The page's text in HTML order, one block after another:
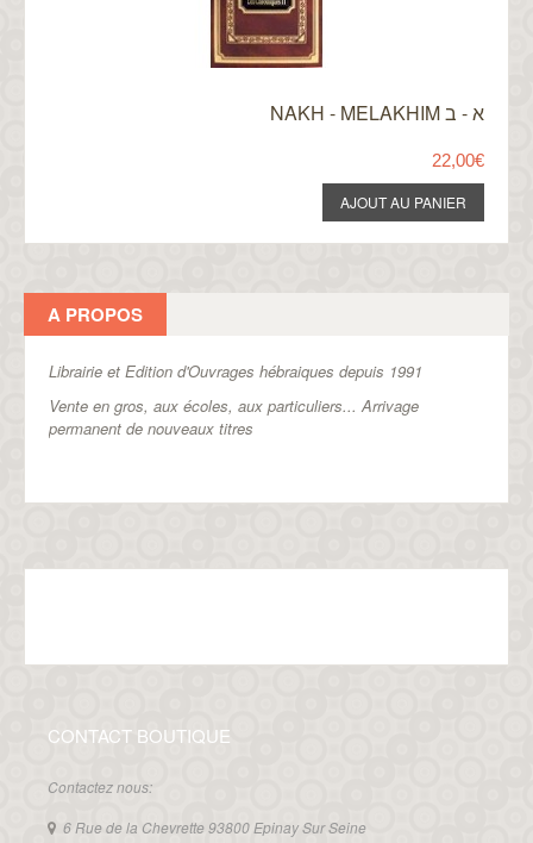
NAKH - MELAKHIM א - ב
22,00€
A PROPOS
Librairie et Edition d'Ouvrages hébraiques depuis 1991
Vente en gros, aux écoles, aux particuliers...Arrivage
permanent de nouveaux titres
CONTACT BOUTIQUE
Contactez nous:
6 Rue de la Chevrette 93800 Epinay Sur Seine